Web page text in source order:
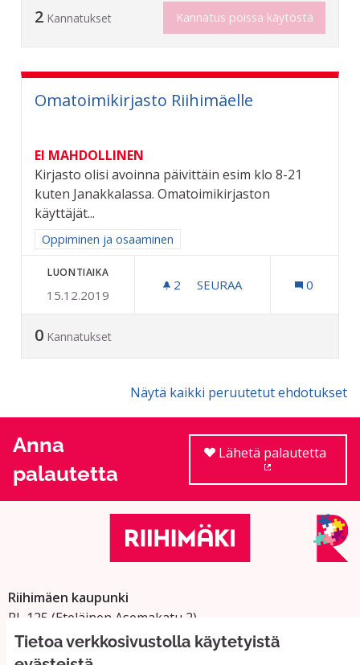
Tietoa verkkosivustolla käytetyistä
2 Kannatukset Kannatus poissa käytöstä
Omatoimikirjasto Riihimäelle
EI MAHDOLLINEN
Kirjasto olisi avoinna päivittäin esim klo 8-21
kuten Janakkalassa. Omatoimikirjaston
käyttäjät...
Rajaa tulokset aihepiirin mukaan: Oppiminen ja osaaminen
Oppiminen ja osaaminen
LUONTIAIKA
15.12.2019
2 2 SEURAAJAA
SEURAA 0
0 Kannatukset
Näytä kaikki peruutetut ehdotukset
Anna
palautetta
Lähetä palautetta
Riihimäen kaupunki
PL 125 (Eteläinen Asemakatu 2)
11101 Riihimäki
Vaihde: 019 758 4000